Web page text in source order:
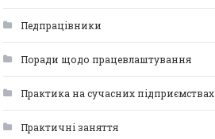
Педпрацівники
Поради щодо працевлаштування
Практика на сучасних підприємствах
Практичні заняття